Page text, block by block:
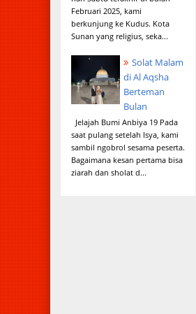
Februari 2025, kami
berkunjung ke Kudus. Kota
Sunan yang religius, seka...
Solat Malam
di Al Aqsha
Berteman
Bulan
Jelajah Bumi Anbiya 19 Pada
saat pulang setelah Isya, kami
sambil ngobrol sesama peserta.
Bagaimana kesan pertama bisa
ziarah dan sholat d...